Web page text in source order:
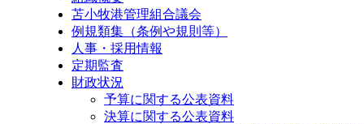
苫小牧港管理組合議会
例規類集（条例や規則等）
人事・採用情報
定期監査
財政状況
予算に関する公表資料
決算に関する公表資料